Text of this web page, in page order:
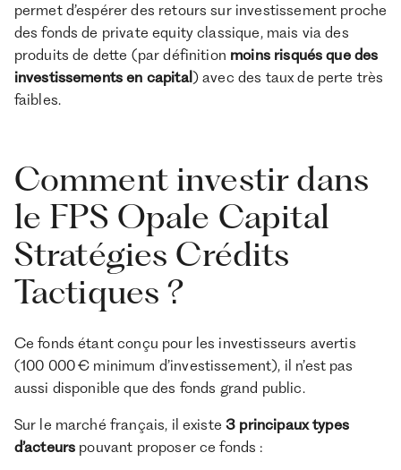
permet d’espérer des retours sur investissement proche
des fonds de private equity classique, mais via des
produits de dette (par définition moins risqués que des
investissements en capital) avec des taux de perte très
faibles.
Comment investir dans
le FPS Opale Capital
Stratégies Crédits
Tactiques ?
Ce fonds étant conçu pour les investisseurs avertis
(100 000 € minimum d’investissement), il n’est pas
aussi disponible que des fonds grand public.
Sur le marché français, il existe3 principaux types
d’acteurs pouvant proposer ce fonds :